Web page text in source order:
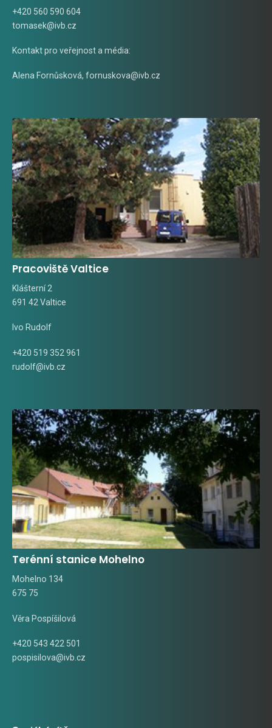
+420 560 590 604
tomasek@ivb.cz
Kontakt pro veřejnost a média:
Alena Fornůsková, fornuskova@ivb.cz
Pracoviště Valtice
Klášterní 2
691 42 Valtice
Ivo Rudolf
+420 519 352 961
rudolf@ivb.cz
Terénní stanice Mohelno
Mohelno 134
675 75
Věra Pospíšilová
+420 543 422 501
pospisilova@ivb.cz